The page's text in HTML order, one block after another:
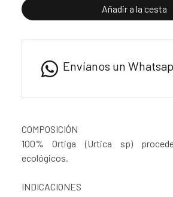
Añadir a la cesta
Envíanos un
COMPOSICIÓN
100% Ortiga (Urtica sp)
ecológicos.
INDICACIONES